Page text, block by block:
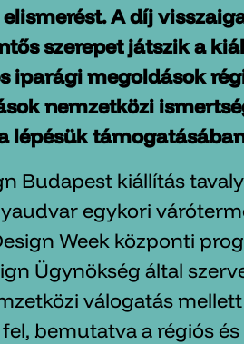
A díj
szerepet játszik a
iparági megoldások
nemzetközi
lépésük
Budapest kiállítás
egykori
Week központi
Ügynökség által
válogatás
bemutatva a régiós és